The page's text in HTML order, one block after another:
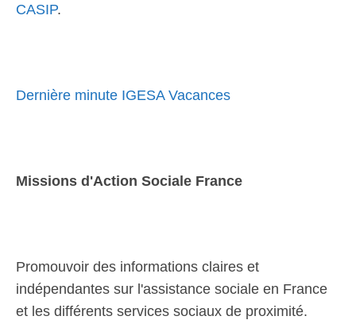
CASIP.
Dernière minute IGESA Vacances
Missions d'Action Sociale France
Promouvoir des informations claires et
indépendantes sur l'assistance sociale en France
et les différents services sociaux de proximité.